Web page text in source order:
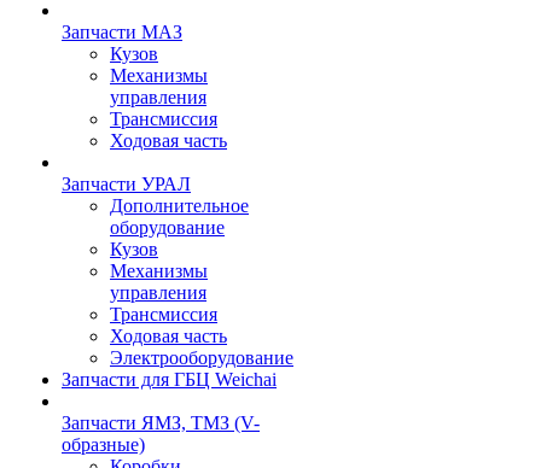
Запчасти МАЗ
Кузов
Механизмы
управления
Трансмиссия
Ходовая часть
Запчасти УРАЛ
Дополнительное
оборудование
Кузов
Механизмы
управления
Трансмиссия
Ходовая часть
Электрооборудование
Запчасти для ГБЦ Weichai
Запчасти ЯМЗ, ТМЗ (V-
образные)